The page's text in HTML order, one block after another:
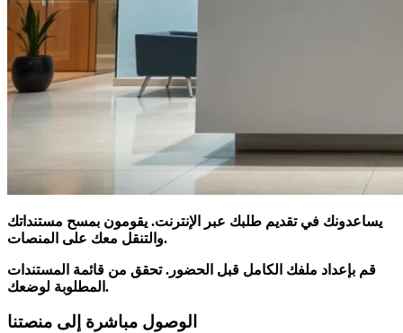
يساعدونك فيتقديم طلبك عبر الإنترنت. يقومون بمسح مستنداتك
والتنقل معك على المنصات.
قم بإعداد ملفك الكامل قبل الحضور. تحقق من قائمة المستندات
المطلوبة لوضعك.
الوصول مباشرة إلى منصتنا